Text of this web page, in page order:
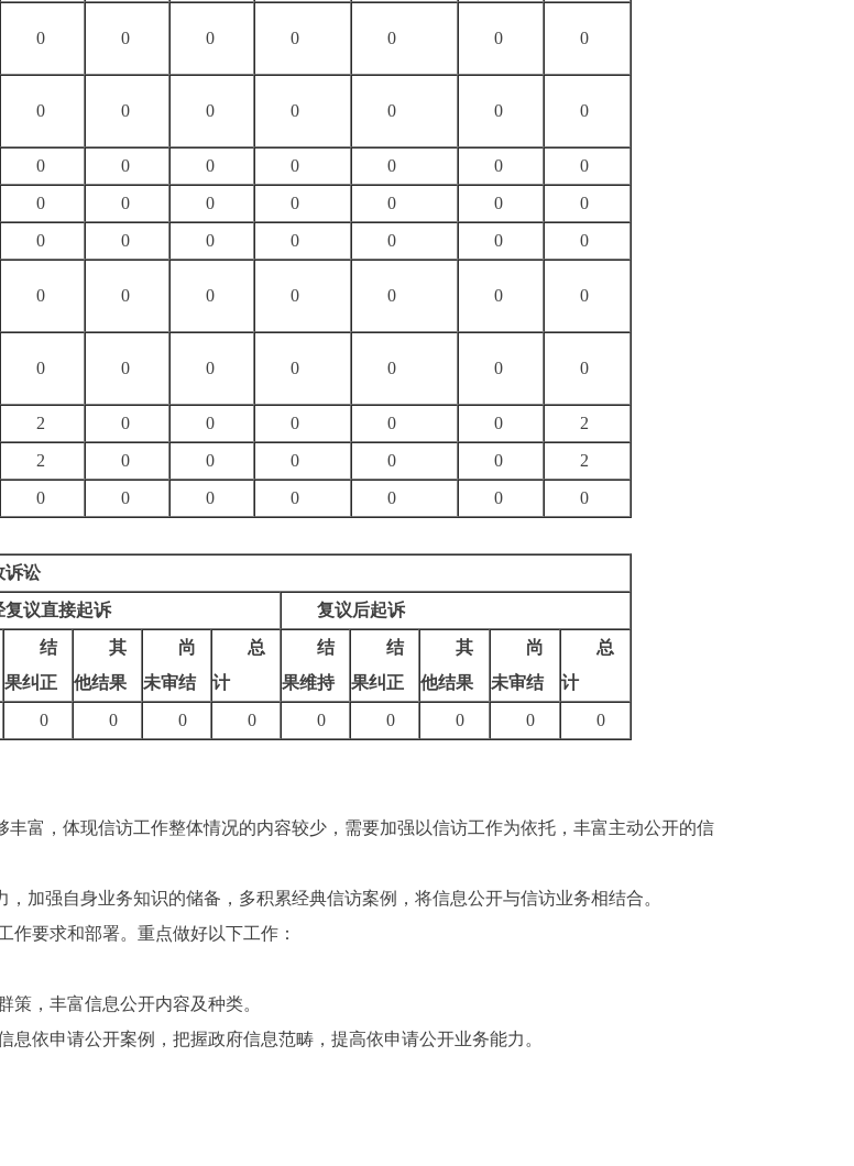
0 0 0 0 0 0 0
0 0 0 0 0 0 0
0 0 0 0 0 0
0
0 0 0 0 0 0
0
0 0 0 0 0 0
0
0 0 0 0 0 0 0
0 0 0 0 0 0 0
2 0 0 0 0 0
2
2 0 0 0 0 0
2
0 0 0 0 0 0
0
诉讼
复议直接起诉
复议后起诉
结
果纠正
其
他结果
尚
未审结
总
计
结
果维持
结
果纠正
其
他结果
尚
未审结
总
计
0 0 0 0 0 0 0 0
0
丰富，体现信访工作整体情况的内容较少，需要加强以信访工作为依托，丰富主动公开的信
加强自身业务知识的储备，多积累经典信访案例，将信息公开与信访业务相结合。
作要求和部署。重点做好以下工作：
策，丰富信息公开内容及种类。
息依申请公开案例，把握政府信息范畴，提高依申请公开业务能力。